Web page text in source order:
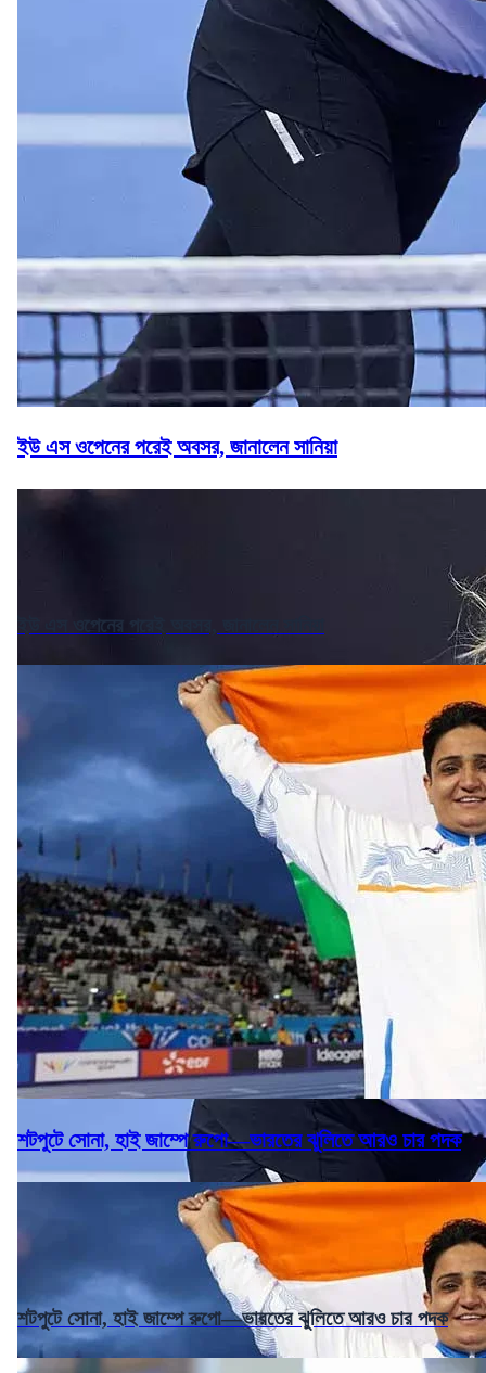
ইউ এস ওপেনের পরেই অবসর, জানালেন সানিয়া
ইউ এস ওপেনের পরেই অবসর, জানালেন সানিয়া
শটপুটে সোনা, হাই জাম্পে রুপো—ভারতের ঝুলিতে আরও চার পদক
শটপুটে সোনা, হাই জাম্পে রুপো—ভারতের ঝুলিতে আরও চার পদক